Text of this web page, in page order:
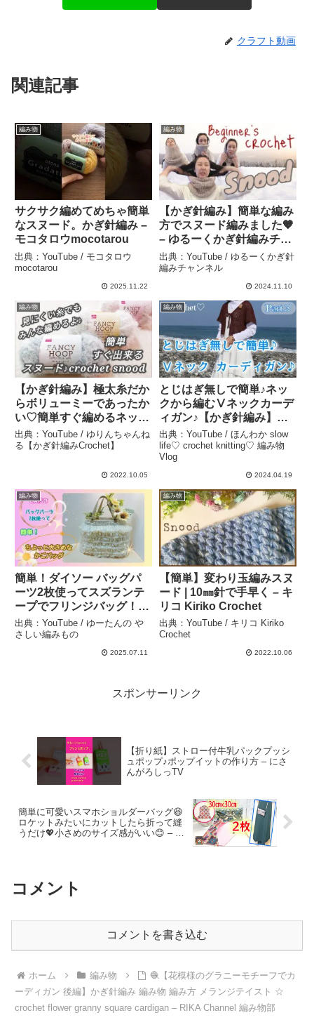
クラフト動画
関連記事
編み物
サクサク編めてめちゃ簡単
なスヌード。かぎ針編み –
モコタロウmocotarou
出典：YouTube / モコタロウ
mocotarou
2025.11.22
編み物
【かぎ針編み】簡単な編み
方でスヌード編みました🧡
– ゆるーくかぎ針編みチャ
ンネル
出典：YouTube / ゆるーくかぎ針
編みチャンネル
2024.11.10
編み物
【かぎ針編み】極太糸だか
らボリューミーであったか
い♡簡単すぐ編めるネット
編みスヌード♪crochet
snood – ゆりんちゃんねる
出典：YouTube / ゆりんちゃんね
る【かぎ針編みCrochet】
2022.10.05
編み物
とじはぎ無しで簡単♪ネッ
クから編むⅤネックカーデ
ィガン♪【かぎ針編み】【
Part.３ 縁編み、袖、紐を
編みます♪】 crochet
cardigan ～編み物 Vlog
171～ – ほんわか slow
life♡ crochet knitting♡
編み物Vlog
出典：YouTube / ほんわか slow
life♡ crochet knitting♡ 編み物
Vlog
2024.04.19
編み物
簡単！ダイソー バッグパ
ーツ2枚使ってスズランテ
ープでフリンジバッグ！ –
ゆーたんの やさしい編み
もの
出典：YouTube / ゆーたんの や
さしい編みもの
2025.07.11
編み物
【簡単】変わり玉編みスヌ
ード | 10㎜針で手早く – キ
リコ Kiriko Crochet
出典：YouTube / キリコ Kiriko
Crochet
2022.10.06
スポンサーリンク
【折り紙】ストロー付牛乳パックプッシ
ュポップ♪ポップイットの作り方 – にさ
んがろしっTV
簡単に可愛いスマホショルダーバッグ😆
ロケットみたいにカットしたら折って縫
うだけ💖小さめのサイズ感がいい😊 – 小
コメント
コメントを書き込む
ホーム 編み物
🧶【花模様のグラニーモチーフでカ
ーディガン 後編】かぎ針編み 編み物 編み方 メランジテイスト ☆
crochet flower granny square cardigan – RIKA Channel 編み物部